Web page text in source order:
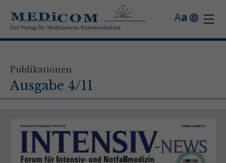
a
A
Publikationen
Ausgabe 4/11